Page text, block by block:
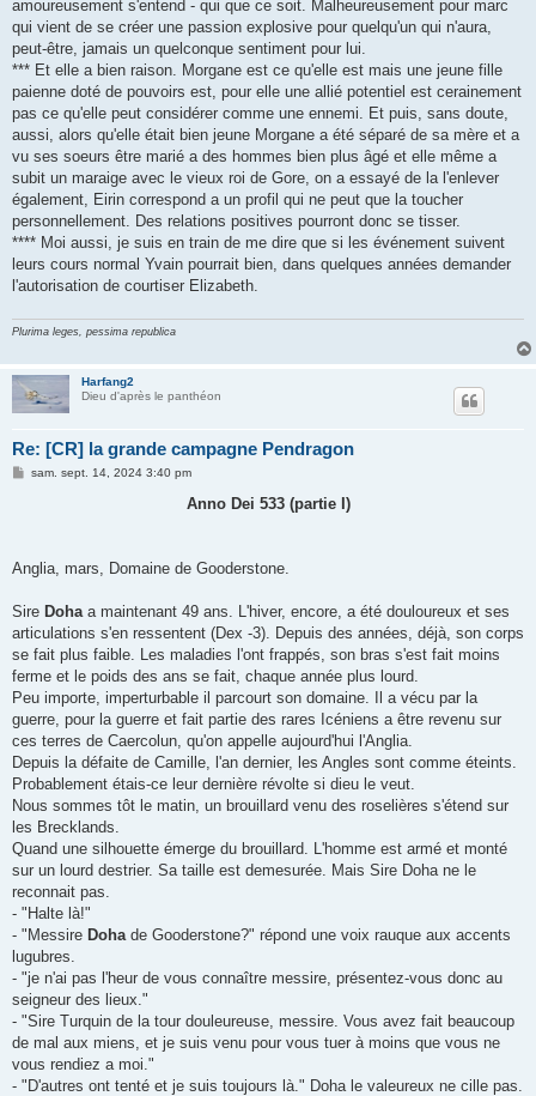
amoureusement s'entend - qui que ce soit. Malheureusement pour marc
qui vient de se créer une passion explosive pour quelqu'un qui n'aura,
peut-être, jamais un quelconque sentiment pour lui.
*** Et elle a bien raison. Morgane est ce qu'elle est mais une jeune fille
paienne doté de pouvoirs est, pour elle une allié potentiel est cerainement
pas ce qu'elle peut considérer comme une ennemi. Et puis, sans doute,
aussi, alors qu'elle était bien jeune Morgane a été séparé de sa mère et a
vu ses soeurs être marié a des hommes bien plus âgé et elle même a
subit un maraige avec le vieux roi de Gore, on a essayé de la l'enlever
également, Eirin correspond a un profil qui ne peut que la toucher
personnellement. Des relations positives pourront donc se tisser.
**** Moi aussi, je suis en train de me dire que si les événement suivent
leurs cours normal Yvain pourrait bien, dans quelques années demander
l'autorisation de courtiser Elizabeth.
Plurima leges, pessima republica
Harfang2
Dieu d'après le panthéon
Re: [CR] la grande campagne Pendragon
Msam. sept. 14, 2024 3:40 pm
Anno Dei 533 (partie I)
Anglia, mars, Domaine de Gooderstone.
Sire Doha a maintenant 49 ans. L'hiver, encore, a été douloureux et ses
articulations s'en ressentent (Dex -3). Depuis des années, déjà, son corps
se fait plus faible. Les maladies l'ont frappés, son bras s'est fait moins
ferme et le poids des ans se fait, chaque année plus lourd.
Peu importe, imperturbable il parcourt son domaine. Il a vécu par la
guerre, pour la guerre et fait partie des rares Icéniens a être revenu sur
ces terres de Caercolun, qu'on appelle aujourd'hui l'Anglia.
Depuis la défaite de Camille, l'an dernier, les Angles sont comme éteints.
Probablement étais-ce leur dernière révolte si dieu le veut.
Nous sommes tôt le matin, un brouillard venu des roselières s'étend sur
les Brecklands.
Quand une silhouette émerge du brouillard. L'homme est armé et monté
sur un lourd destrier. Sa taille est demesurée. Mais Sire Doha ne le
reconnait pas.
- "Halte là!"
- "Messire Doha de Gooderstone?" répond une voix rauque aux accents
lugubres.
- "je n'ai pas l'heur de vous connaître messire, présentez-vous donc au
seigneur des lieux."
- "Sire Turquin de la tour douleureuse, messire. Vous avez fait beaucoup
de mal aux miens, et je suis venu pour vous tuer à moins que vous ne
vous rendiez a moi."
- "D'autres ont tenté et je suis toujours là." Doha le valeureux ne cille pas.